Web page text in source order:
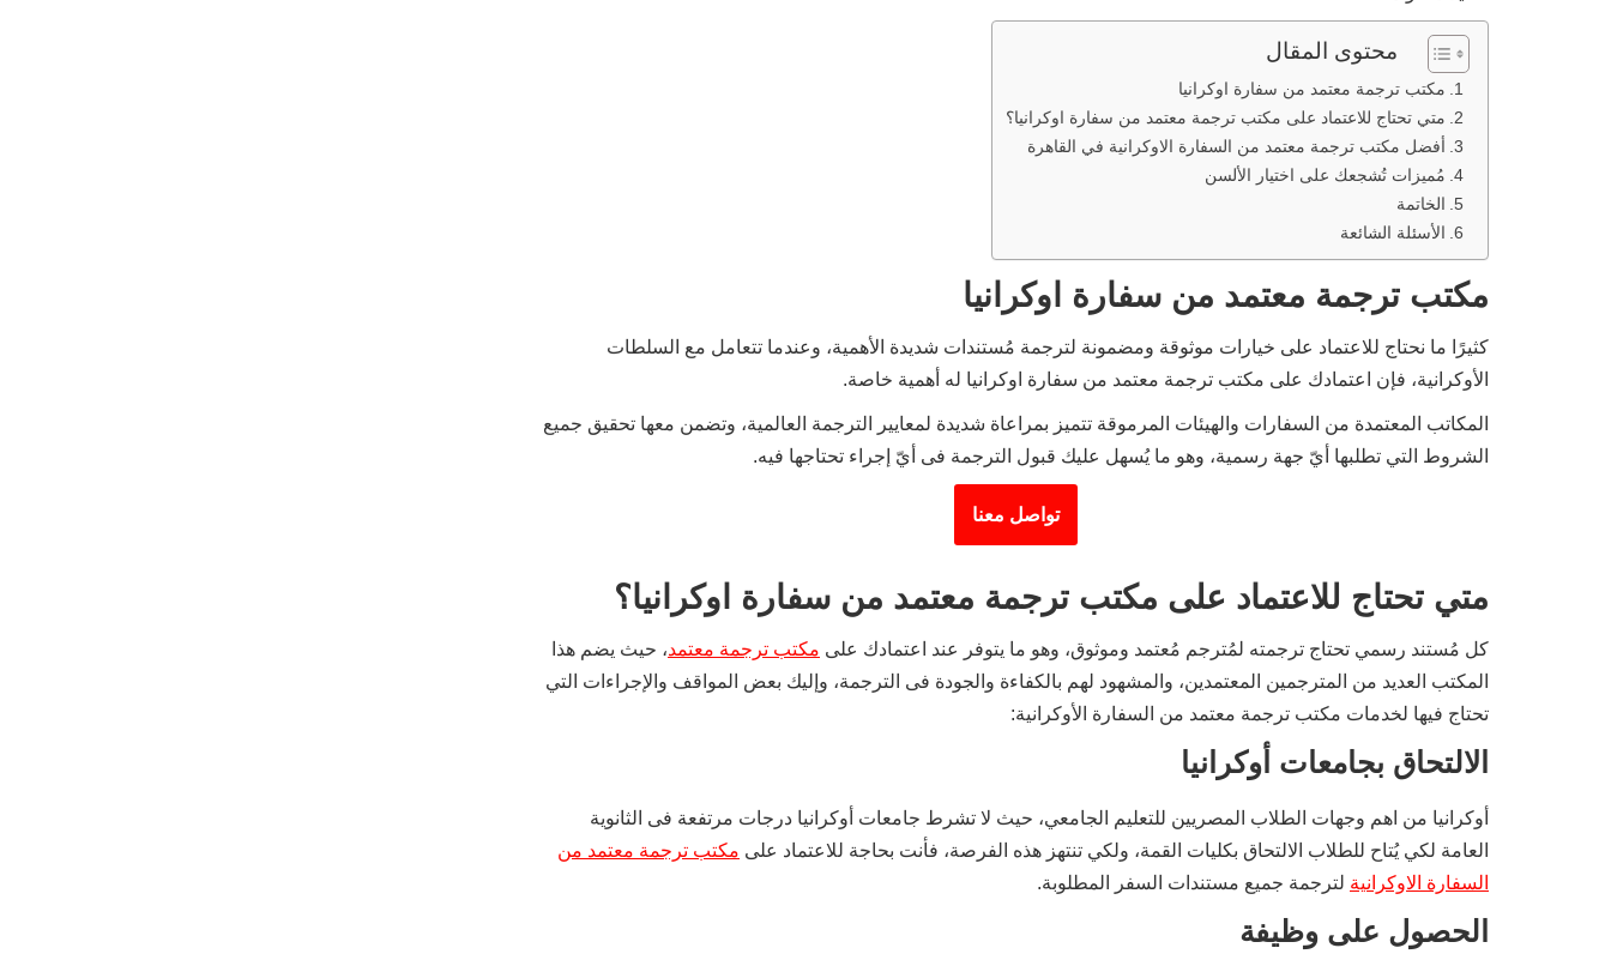
محتوى المقال
مكتب ترجمة معتمد من سفارة اوكرانيا
متي تحتاج للاعتماد على مكتب ترجمة معتمد من سفارة اوكرانيا؟
أفضل مكتب ترجمة معتمد من السفارة الاوكرانية في القاهرة
مُميزات تُشجعك على اختيار الألسن
الخاتمة
الأسئلة الشائعة
مكتب ترجمة معتمد من سفارة اوكرانيا
كثيرًا ما نحتاج للاعتماد على خيارات موثوقة ومضمونة لترجمة مُستندات شديدة الأهمية، وعندما تتعامل مع السلطات
الأوكرانية، فإن اعتمادك على مكتب ترجمة معتمد من سفارة اوكرانيا له أهمية خاصة.
المكاتب المعتمدة من السفارات والهيئات المرموقة تتميز بمراعاة شديدة لمعايير الترجمة العالمية، وتضمن معها تحقيق جميع
الشروط التي تطلبها أيّ جهة رسمية، وهو ما يُسهل عليك قبول الترجمة فى أيّ إجراء تحتاجها فيه.
تواصل معنا
متي تحتاج للاعتماد على مكتب ترجمة معتمد من سفارة اوكرانيا؟
كل مُستند رسمي تحتاج ترجمته لمُترجم مُعتمد وموثوق، وهو ما يتوفر عند اعتمادك على مكتب ترجمة معتمد، حيث يضم هذا
المكتب العديد من المترجمين المعتمدين، والمشهود لهم بالكفاءة والجودة فى الترجمة، وإليك بعض المواقف والإجراءات التي
تحتاج فيها لخدمات مكتب ترجمة معتمد من السفارة الأوكرانية:
الالتحاق بجامعات أوكرانيا
أوكرانيا من اهم وجهات الطلاب المصريين للتعليم الجامعي، حيث لا تشرط جامعات أوكرانيا درجات مرتفعة فى الثانوية
العامة لكي يُتاح للطلاب الالتحاق بكليات القمة، ولكي تنتهز هذه الفرصة، فأنت بحاجة للاعتماد على مكتب ترجمة معتمد من
السفارة الاوكرانية لترجمة جميع مستندات السفر المطلوبة.
الحصول على وظيفة